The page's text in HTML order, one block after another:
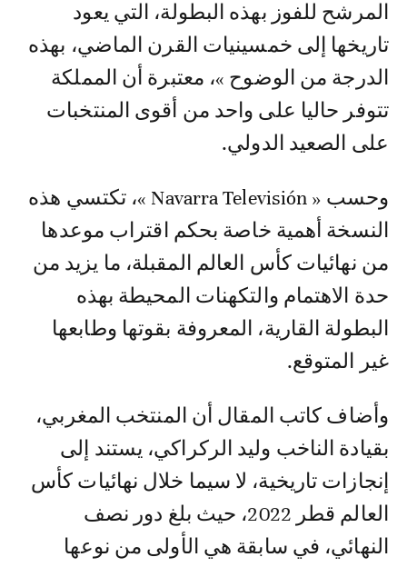
المرشح للفوز بهذه البطولة، التي يعود
تاريخها إلى خمسينيات القرن الماضي، بهذه
الدرجة من الوضوح »، معتبرة أن المملكة
تتوفر حاليا على واحد من أقوى المنتخبات
على الصعيد الدولي.
وحسب « Navarra Televisión »، تكتسي هذه
النسخة أهمية خاصة بحكم اقتراب موعدها
من نهائيات كأس العالم المقبلة، ما يزيد من
حدة الاهتمام والتكهنات المحيطة بهذه
البطولة القارية، المعروفة بقوتها وطابعها
غير المتوقع.
وأضاف كاتب المقال أن المنتخب المغربي،
بقيادة الناخب وليد الركراكي، يستند إلى
إنجازات تاريخية، لا سيما خلال نهائيات كأس
العالم قطر 2022، حيث بلغ دور نصف
النهائي، في سابقة هي الأولى من نوعها